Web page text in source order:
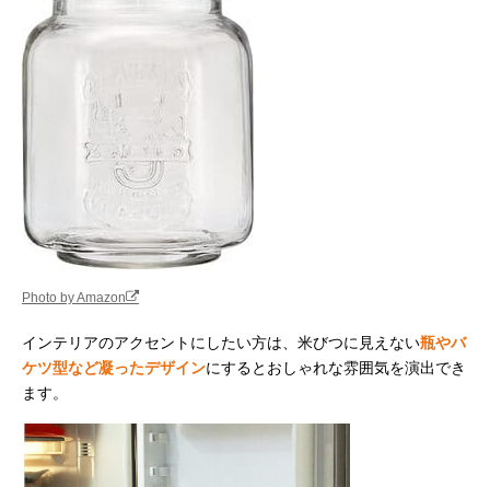
Photo by Amazon
インテリアのアクセントにしたい方は、米びつに見えない瓶やバ
ケツ型など凝ったデザインにするとおしゃれな雰囲気を演出でき
ます。